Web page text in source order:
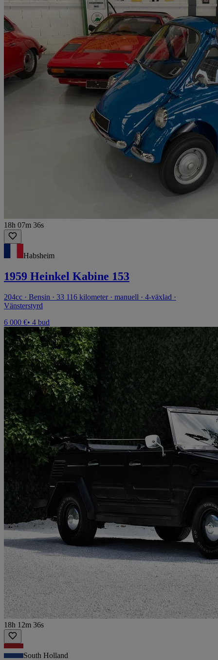
18h 07m 36s
Habsheim
1959 Heinkel Kabine 153
204cc · Bensin · 33 116 kilometer · manuell · 4-växlad ·
Vänsterstyrd
6 000 €• 4 bud
18h 12m 36s
South Holland